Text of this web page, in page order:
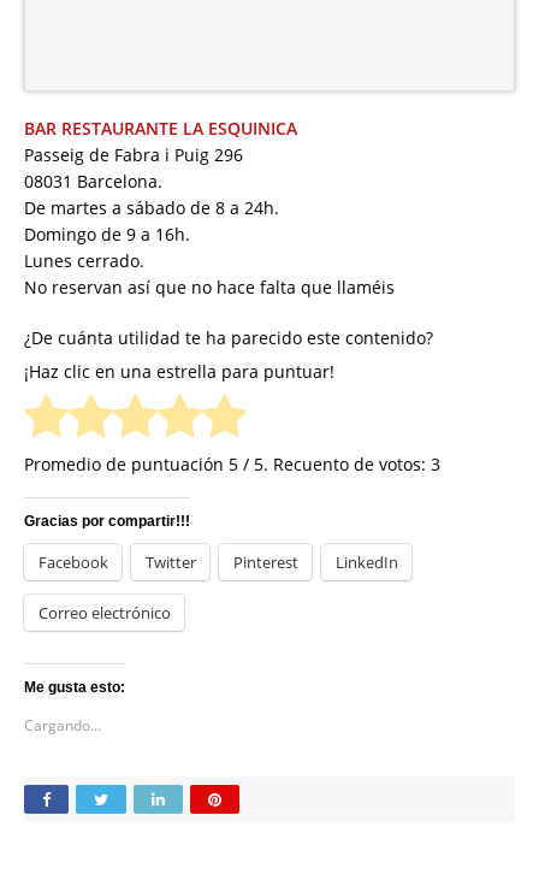
BAR RESTAURANTE LA ESQUINICA
Passeig de Fabra i Puig 296
08031 Barcelona.
De martes a sábado de 8 a 24h.
Domingo de 9 a 16h.
Lunes cerrado.
No reservan así que no hace falta que llaméis
¿De cuánta utilidad te ha parecido este contenido?
¡Haz clic en una estrella para puntuar!
Promedio de puntuación 5 / 5. Recuento de votos: 3
Gracias por compartir!!!
Facebook Twitter Pinterest LinkedIn
Correo electrónico
Me gusta esto:
Cargando...